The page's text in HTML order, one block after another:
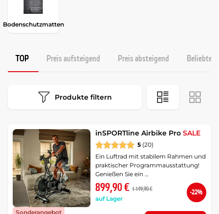
Bodenschutzmatten
TOP Preis aufsteigend Preis absteigend
Produkte filtern
Sonderangebot
inSPORTline Airbike ProSALE
5 (20)
Ein Luftrad mit stabilem Rahmen und
praktischer Programmausstattung!
Genießen Sie ein …
899,90 € 1 149,90 €
auf Lager
-22%